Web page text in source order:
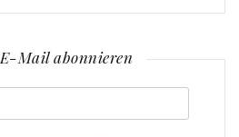
Mail abonnieren